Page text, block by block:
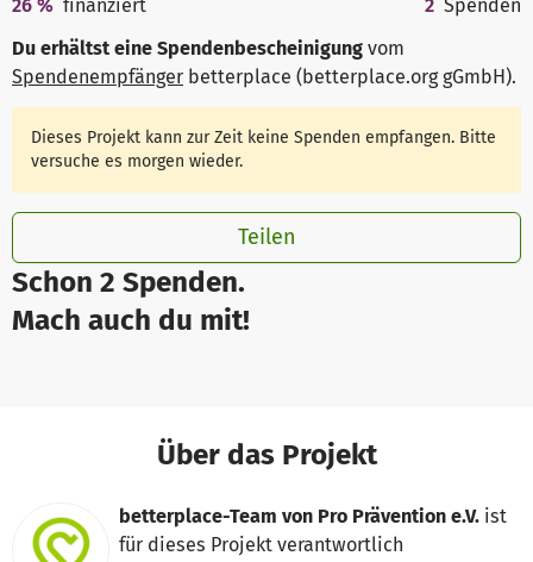
Schon 2 Spenden.
Mach auch du mit!
26 % finanziert 2 Spenden
Du erhältst eine Spendenbescheinigung vom
Spendenempfänger betterplace (betterplace.org gGmbH).
Dieses Projekt kann zur Zeit keine Spenden empfangen. Bitte
versuche es morgen wieder.
Teilen
Über das Projekt
betterplace-Team von Pro Prävention e.V. ist
für dieses Projekt verantwortlich